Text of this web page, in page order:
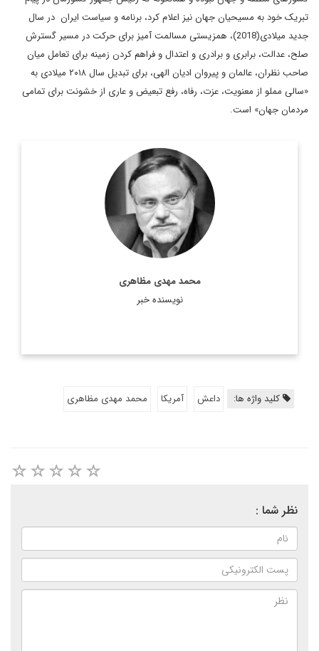
تبریک خود به مسیحیان جهان نیز اعلام کرد، برنامه و سیاست ایران در سال
جدید میلادی(2018)، همزیستی مسالمت آمیز برای حرکت در مسیر گسترش
صلح، عدالت، برابری و برادری و اعتدال و فراهم کردن زمینه برای تعامل میان
صاحب نظران، عالمان و پیروان ادیان الهی، برای تبدیل سال ۲۰۱۸ میلادی به
«سالی مملو از معنویت، عزت، رفاه، رفع تبعیض و عاری از خشونت برای تمامی
مردمان جهان» است.
محمد مهدی مظاهری
نویسنده خبر
دکتر محمد مهدی مظاهری، استاد دانشگاه، رئیس موسسه فرهنگی
اکو، عضو هیات امنای پژوهشگاه فرهنگ و هنر و ارتباطات، مشاور
رییس فقید مجمع تشخیص مصلحت نظام، مشاور وزیر امور ...
اطلاعات بیشتر
کلید واژه ها: داعش آمریکا محمد مهدی مظاهری
نظر شما :